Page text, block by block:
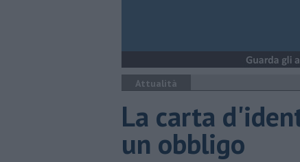
Attualità
La carta
un obbligo